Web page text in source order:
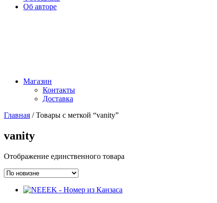
Об авторе
Магазин
Контакты
Доставка
Главная / Товары с меткой “vanity”
vanity
Отображение единственного товара